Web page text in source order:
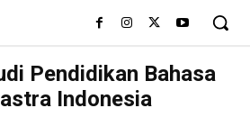
Pendidikan Bahasa
Indonesia